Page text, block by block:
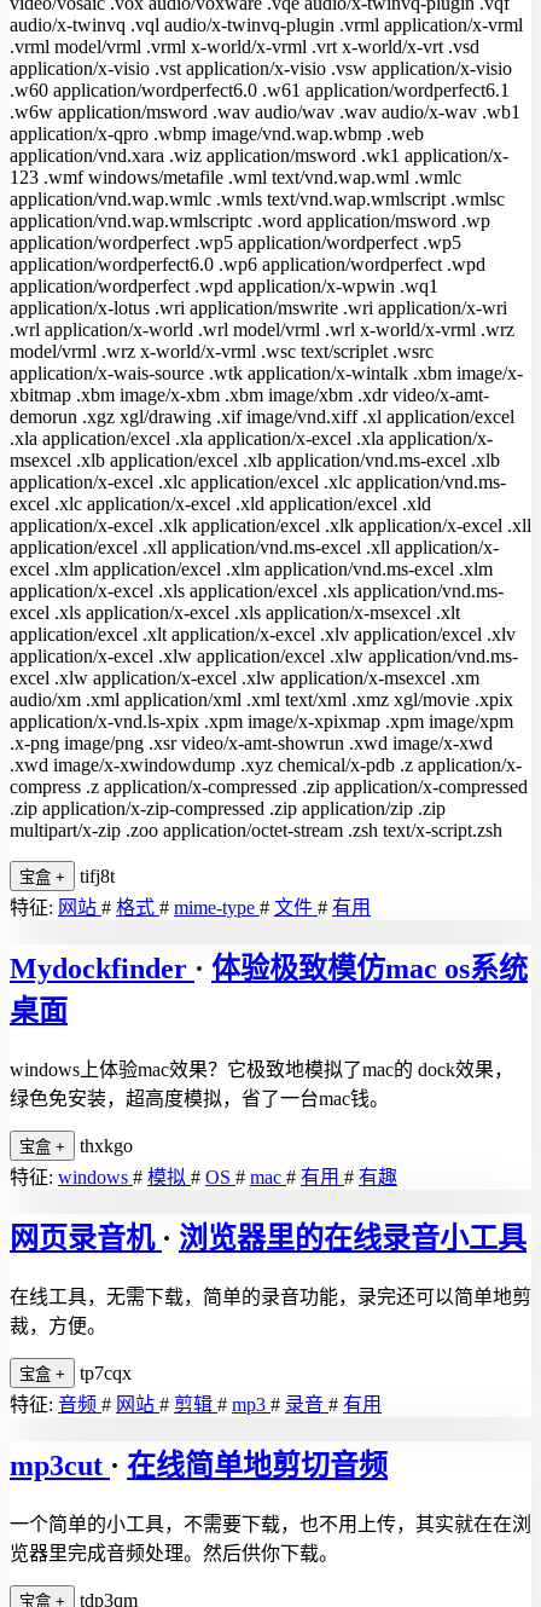
宝盒 +
tifj8t
特征: 网站 # 格式 # mime-type # 文件 # 有用
Mydockfinder · 体验极致模仿mac os系统
桌面
windows上体验mac效果？它极致地模拟了mac的 dock效果，
绿色免安装，超高度模拟，省了一台mac钱。
宝盒 +
thxkgo
特征: windows # 模拟 # OS # mac # 有用 # 有趣
网页录音机 · 浏览器里的在线录音小工具
在线工具，无需下载，简单的录音功能，录完还可以简单地剪
裁，方便。
宝盒 +
tp7cqx
特征: 音频 # 网站 # 剪辑 # mp3 # 录音 # 有用
mp3cut · 在线简单地剪切音频
一个简单的小工具，不需要下载，也不用上传，其实就在在浏
览器里完成音频处理。然后供你下载。
宝盒 + tdp3qm